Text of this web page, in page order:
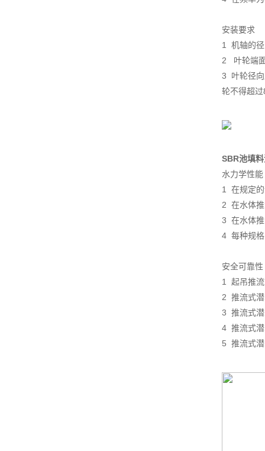
安装要求
1 机轴的
2 叶轮端
3 叶轮径向
轮不得超
SBR池填
水力学性能
1 在规定
2 在水体推
3 在水体推
4 每种规格
安全可靠性
1 起吊推流
2 推流式
3 推流式潜
4 推流式潜
5 推流式